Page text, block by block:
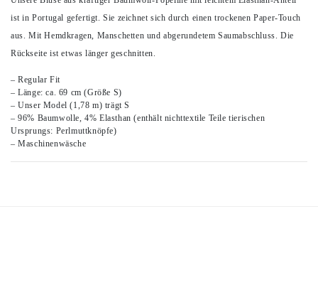
ist in Portugal gefertigt. Sie zeichnet sich durch einen trockenen Paper-Touch
aus. Mit Hemdkragen, Manschetten und abgerundetem Saumabschluss. Die
Rückseite ist etwas länger geschnitten.
– Regular Fit
– Länge: ca. 69 cm (Größe S)
– Unser Model (1,78 m) trägt S
– 96% Baumwolle, 4% Elasthan (enthält nichttextile Teile tierischen
Ursprungs: Perlmuttknöpfe)
– Maschinenwäsche